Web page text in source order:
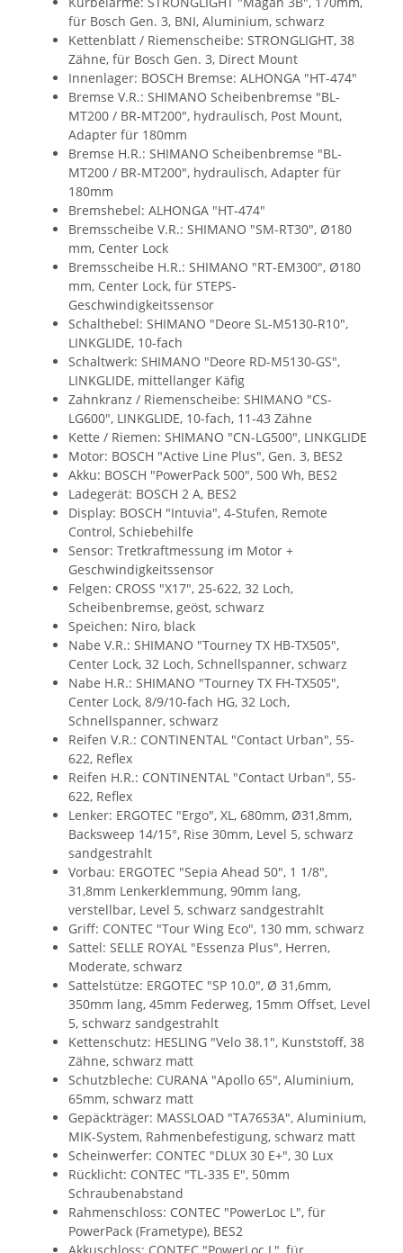
für Bosch Gen. 3, BNI, Aluminium, schwarz
Kettenblatt / Riemenscheibe: STRONGLIGHT, 38
Zähne, für Bosch Gen. 3, Direct Mount
Innenlager: BOSCH Bremse: ALHONGA "HT-474"
Bremse V.R.: SHIMANO Scheibenbremse "BL-
MT200 / BR-MT200", hydraulisch, Post Mount,
Adapter für 180mm
Bremse H.R.: SHIMANO Scheibenbremse "BL-
MT200 / BR-MT200", hydraulisch, Adapter für
180mm
Bremshebel: ALHONGA "HT-474"
Bremsscheibe V.R.: SHIMANO "SM-RT30", Ø180
mm, Center Lock
Bremsscheibe H.R.: SHIMANO "RT-EM300", Ø180
mm, Center Lock, für STEPS-
Geschwindigkeitssensor
Schalthebel: SHIMANO "Deore SL-M5130-R10",
LINKGLIDE, 10-fach
Schaltwerk: SHIMANO "Deore RD-M5130-GS",
LINKGLIDE, mittellanger Käfig
Zahnkranz / Riemenscheibe: SHIMANO "CS-
LG600", LINKGLIDE, 10-fach, 11-43 Zähne
Kette / Riemen: SHIMANO "CN-LG500", LINKGLIDE
Motor: BOSCH "Active Line Plus", Gen. 3, BES2
Akku: BOSCH "PowerPack 500", 500 Wh, BES2
Ladegerät: BOSCH 2 A, BES2
Display: BOSCH "Intuvia", 4-Stufen, Remote
Control, Schiebehilfe
Sensor: Tretkraftmessung im Motor +
Geschwindigkeitssensor
Felgen: CROSS "X17", 25-622, 32 Loch,
Scheibenbremse, geöst, schwarz
Speichen: Niro, black
Nabe V.R.: SHIMANO "Tourney TX HB-TX505",
Center Lock, 32 Loch, Schnellspanner, schwarz
Nabe H.R.: SHIMANO "Tourney TX FH-TX505",
Center Lock, 8/9/10-fach HG, 32 Loch,
Schnellspanner, schwarz
Reifen V.R.: CONTINENTAL "Contact Urban", 55-
622, Reflex
Reifen H.R.: CONTINENTAL "Contact Urban", 55-
622, Reflex
Lenker: ERGOTEC "Ergo", XL, 680mm, Ø31,8mm,
Backsweep 14/15°, Rise 30mm, Level 5, schwarz
sandgestrahlt
Vorbau: ERGOTEC "Sepia Ahead 50", 1 1/8",
31,8mm Lenkerklemmung, 90mm lang,
verstellbar, Level 5, schwarz sandgestrahlt
Griff: CONTEC "Tour Wing Eco", 130 mm, schwarz
Sattel: SELLE ROYAL "Essenza Plus", Herren,
Moderate, schwarz
Sattelstütze: ERGOTEC "SP 10.0", Ø 31,6mm,
350mm lang, 45mm Federweg, 15mm Offset, Level
5, schwarz sandgestrahlt
Kettenschutz: HESLING "Velo 38.1", Kunststoff, 38
Zähne, schwarz matt
Schutzbleche: CURANA "Apollo 65", Aluminium,
65mm, schwarz matt
Gepäckträger: MASSLOAD "TA7653A", Aluminium,
MIK-System, Rahmenbefestigung, schwarz matt
Scheinwerfer: CONTEC "DLUX 30 E+", 30 Lux
Rücklicht: CONTEC "TL-335 E", 50mm
Schraubenabstand
Rahmenschloss: CONTEC "PowerLoc L", für
PowerPack (Frametype), BES2